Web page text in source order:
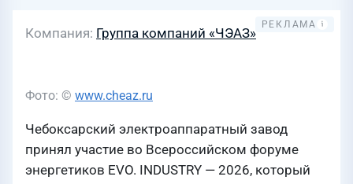
Компания Группа компаний «ЧЭАЗ»
Фото: © www.cheaz.ru
Чебоксарский электроаппаратный завод
принял участие во Всероссийском форуме
энергетиков EVO. INDUSTRY — 2026, который